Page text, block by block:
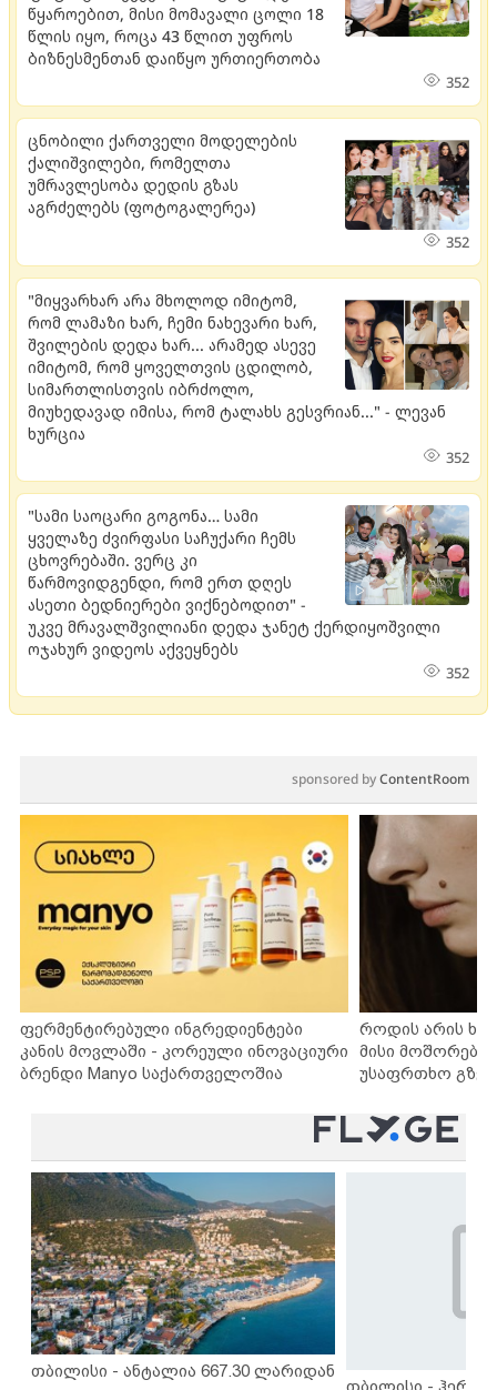
წყაროებით, მისი მომავალი ცოლი 18
წლის იყო, როცა 43 წლით უფროს
ბიზნესმენთან დაიწყო ურთიერთობა
352
ცნობილი ქართველი მოდელების
ქალიშვილები, რომელთა
უმრავლესობა დედის გზას
აგრძელებს (ფოტოგალერეა)
352
"მიყვარხარ არა მხოლოდ იმიტომ,
რომ ლამაზი ხარ, ჩემი ნახევარი ხარ,
შვილების დედა ხარ... არამედ ასევე
იმიტომ, რომ ყოველთვის ცდილობ,
სიმართლისთვის იბრძოლო,
მიუხედავად იმისა, რომ ტალახს გესვრიან..." - ლევან
ხურცია
352
"სამი საოცარი გოგონა… სამი
ყველაზე ძვირფასი საჩუქარი ჩემს
ცხოვრებაში. ვერც კი
წარმოვიდგენდი, რომ ერთ დღეს
ასეთი ბედნიერები ვიქნებოდით" -
უკვე მრავალშვილიანი დედა ჯანეტ ქერდიყოშვილი
ოჯახურ ვიდეოს აქვეყნებს
352
sponsored byContentRoom
ფერმენტირებული ინგრედიენტები
კანის მოვლაში - კორეული ინოვაციური
ბრენდი Manyo საქართველოშია
როდის არის
მისი
უსაფრთხო
თბილისი - ანტალია 667.30 ლარიდან
თბილისი -